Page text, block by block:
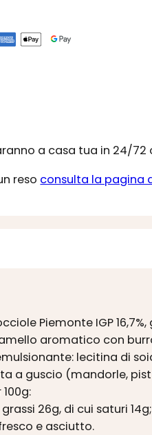
a casa tua in 24/72
reso consulta la pagina
Piemonte IGP
aromatico con
lecitina di
a guscio (mandorle,
100g:
26g, di cui saturi
e asciutto.